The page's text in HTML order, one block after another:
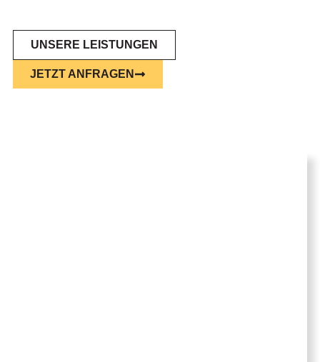
UNSERE LEISTUNGEN
JETZT ANFRAGEN